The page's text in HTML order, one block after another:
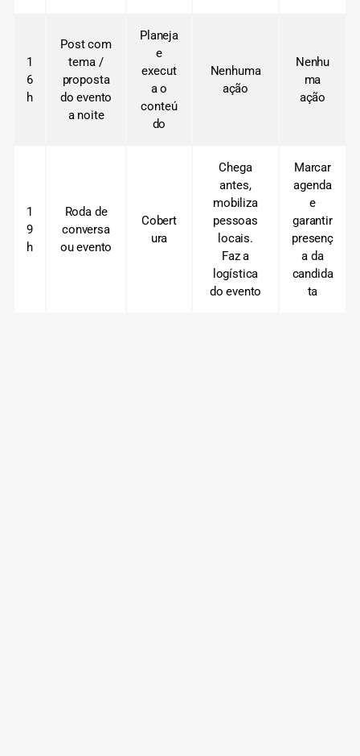
1
6
h
Post com
tema /
proposta
do evento
a noite
Planeja
e
execut
a o
conteú
do
Nenhuma
ação
Nenhu
ma
ação
1
9
h
Roda de
conversa
ou evento
Cobert
ura
Chega
antes,
mobiliza
pessoas
locais.
Faz a
logística
do evento
Marcar
agenda
e
garantir
presenç
a da
candida
ta